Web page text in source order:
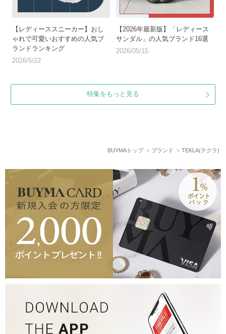
【レディーススニーカー】おし
ゃれで可愛いおすすめの人気ブ
ランドランキング
2026/5/22
【2026年最新版】「レディース
サンダル」の人気ブランド16選
2026/05/15
特集をもっと見る
BUYMAトップ ブランド TEKLA(テクラ)